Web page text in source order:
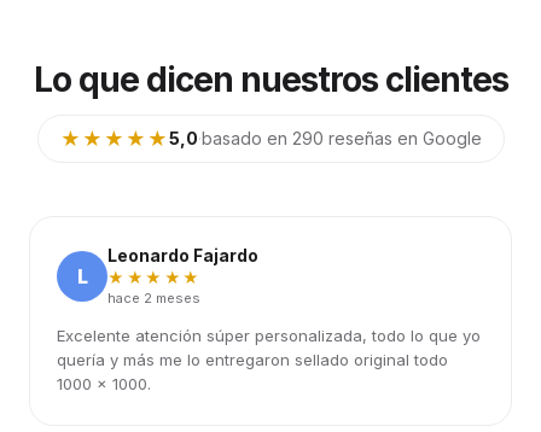
Lo que dicen nuestros clientes
★★★★★5,0·basado en 290 reseñas en Google
L
Leonardo Fajardo
★★★★★
hace 2 meses
Excelente atención súper personalizada, todo lo que yo
quería y más me lo entregaron sellado original todo
1000 x 1000.